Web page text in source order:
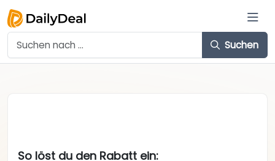
Suchen
So löst du den Rabatt ein: